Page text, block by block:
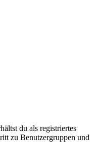
du als registriertes
zu Benutzergruppen und